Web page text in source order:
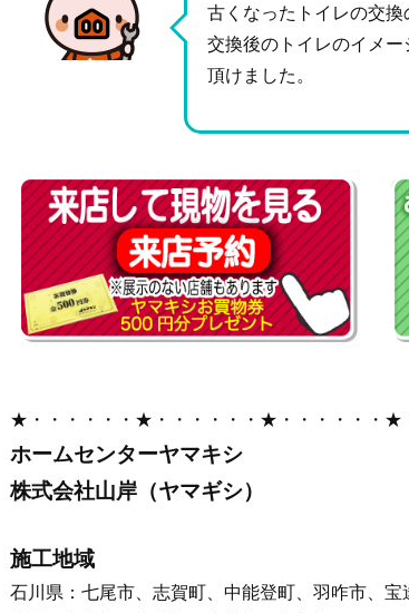
古くなったトイレの交換
交換後のトイレのイメ
頂けました。
★・・・・・・★・・・・・・★・・・・・・★
ホームセンターヤマキシ
株式会社山岸（ヤマギシ）
施工地域
石川県：七尾市、志賀町、中能登町、羽咋市、